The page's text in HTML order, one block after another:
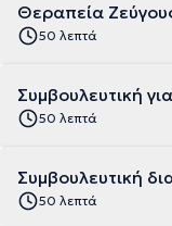
Θεραπεία
50 λεπτά
Συμβουλευτική
50 λεπτά
Συμβουλευτική
50 λεπτά